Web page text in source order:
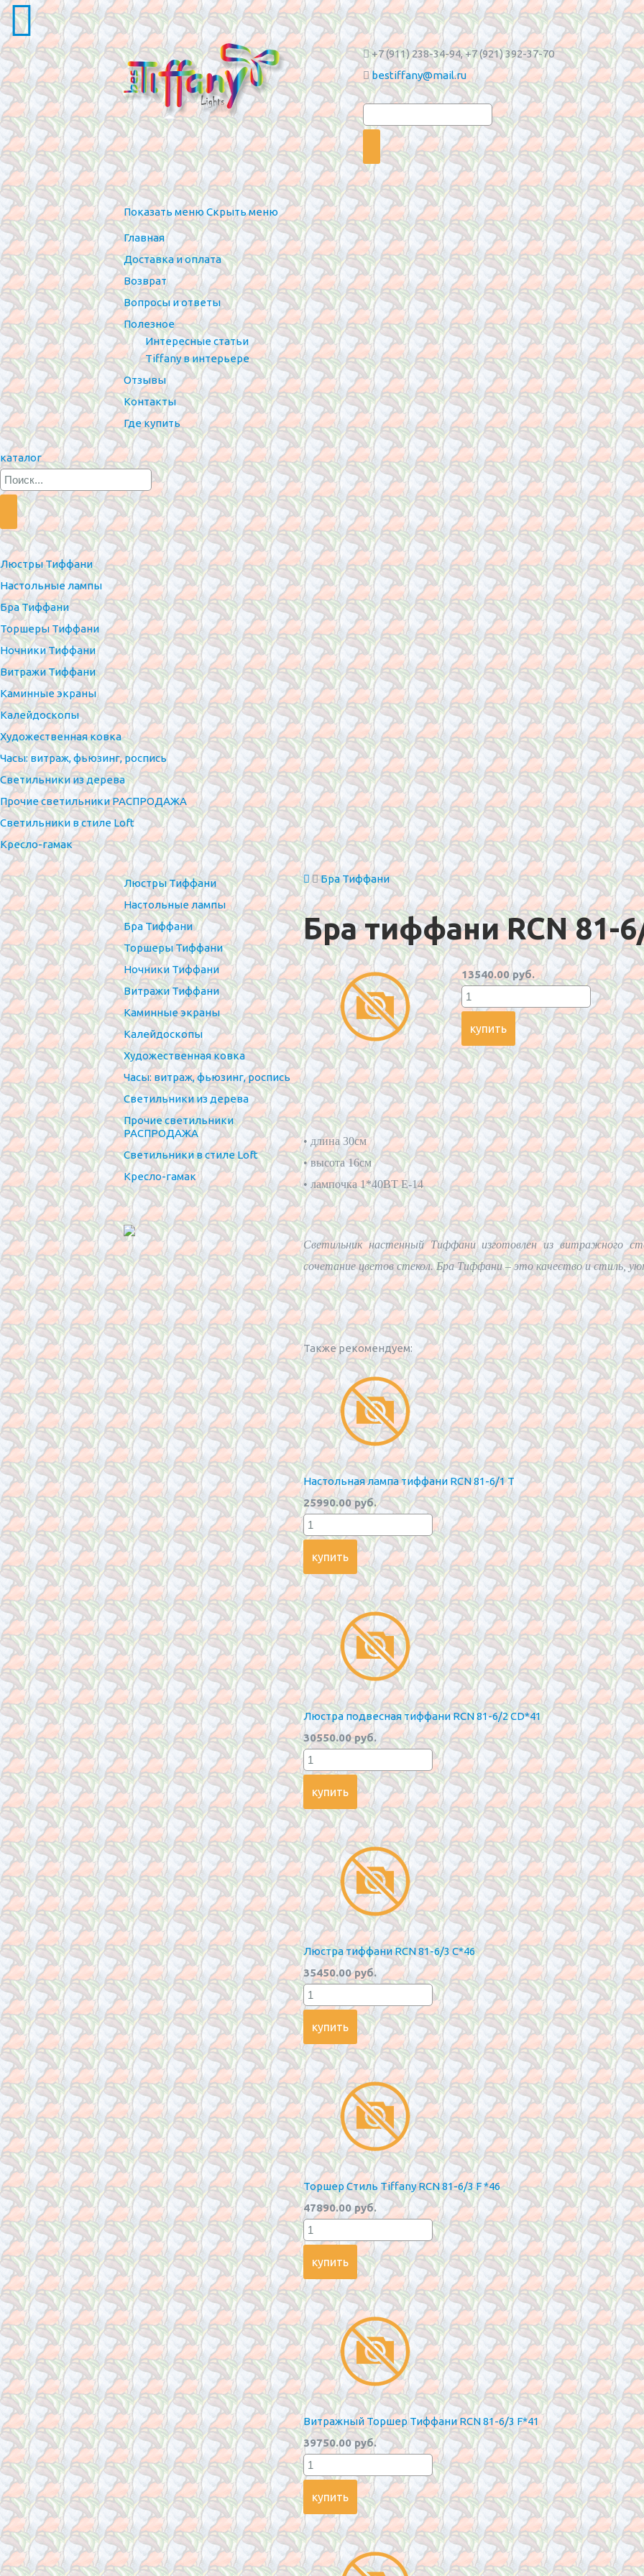
+7 (911) 238-34-94, +7 (921) 392-37-70
bestiffany@mail.ru
Показать менюСкрыть меню
Главная
Доставка и оплата
Возврат
Вопросы и ответы
Полезное
Интересные статьи
Tiffany в интерьере
Отзывы
Контакты
Где купить
каталог
Люстры Тиффани
Настольные лампы
Бра Тиффани
Торшеры Тиффани
Ночники Тиффани
Витражи Тиффани
Каминные экраны
Калейдоскопы
Художественная ковка
Часы: витраж, фьюзинг, роспись
Светильники из дерева
Прочие светильники РАСПРОДАЖА
Светильники в стиле Loft
Кресло-гамак
Люстры Тиффани
Настольные лампы
Бра Тиффани
Торшеры Тиффани
Ночники Тиффани
Витражи Тиффани
Каминные экраны
Калейдоскопы
Художественная ковка
Часы: витраж, фьюзинг, роспись
Светильники из дерева
Прочие светильники
РАСПРОДАЖА
Светильники в стиле Loft
Кресло-гамак
Бра Тиффани
Бра тиффани RCN 81-
13540.00 руб.
• длина 30см
• высота 16см
• лампочка 1*40BT Е-14
Светильник настенный Тиффани изготовлен из витражного
сочетание цветов стекол. Бра Тиффани – это качество и стиль,
Также рекомендуем:
Настольная лампа тиффани RCN 81-6/1 T
25990.00 руб.
Люстра подвесная тиффани RCN 81-6/2 CD*41
30550.00 руб.
Люстра тиффани RCN 81-6/3 C*46
35450.00 руб.
Торшер Стиль Tiffany RCN 81-6/3 F *46
47890.00 руб.
Витражный Торшер Тиффани RCN 81-6/3 F*41
39750.00 руб.